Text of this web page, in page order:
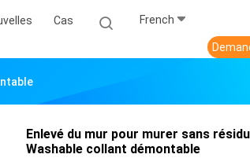
Cas French
Enlevé du mur pour murer sans
Washable collant démontable